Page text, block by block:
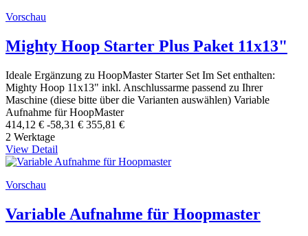
Vorschau
Mighty Hoop Starter Plus Paket 11x13"
Ideale Ergänzung zu HoopMaster Starter Set Im Set enthalten:
Mighty Hoop 11x13" inkl. Anschlussarme passend zu Ihrer
Maschine (diese bitte über die Varianten auswählen) Variable
Aufnahme für HoopMaster
414,12 € -58,31 € 355,81 €
2 Werktage
View Detail
Vorschau
Variable Aufnahme für Hoopmaster